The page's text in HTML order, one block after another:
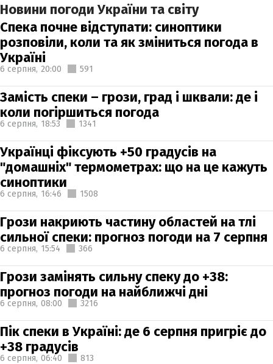
Новини погоди України та світу
Спека почне відступати: синоптики
розповіли, коли та як зміниться погода в
Україні
6 серпня, 20:00 591
Замість спеки – грози, град і шквали: де і
коли погіршиться погода
6 серпня, 18:53 1341
Українці фіксують +50 градусів на
"домашніх" термометрах: що на це кажуть
синоптики
6 серпня, 16:46 1508
Грози накриють частину областей на тлі
сильної спеки: прогноз погоди на 7 серпня
6 серпня, 15:54 366
Грози замінять сильну спеку до +38:
прогноз погоди на найближчі дні
6 серпня, 08:00 3216
Пік спеки в Україні: де 6 серпня пригріє до
+38 градусів
6 серпня, 06:40 813